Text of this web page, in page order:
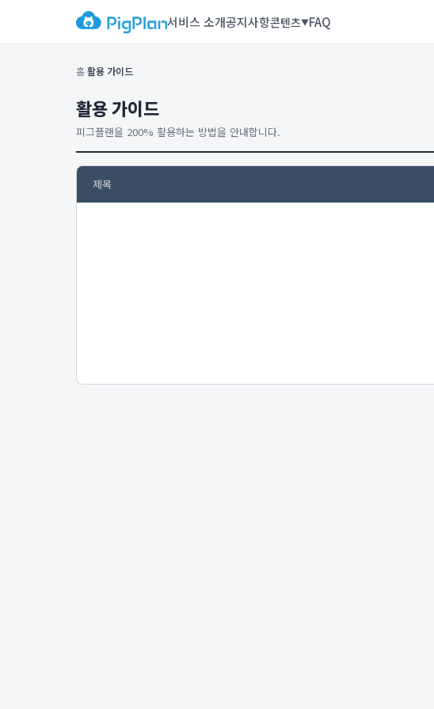
서비스 소개공지사항콘텐츠▼FAQ
홈›활용 가이드
활용 가이드
피그플랜을 200% 활용하는 방법을 안내합니다.
제목